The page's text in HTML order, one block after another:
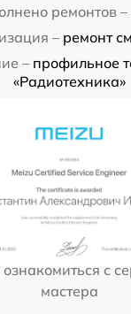
ремонтов –
– ремонт
– профильное
«Радиотехника»
с
мастера